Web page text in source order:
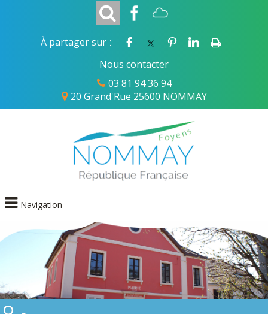
20 Grand'Rue 25600 NOMMAY
03 81 94 36 94
Nous contacter
À partager sur :
Navigation